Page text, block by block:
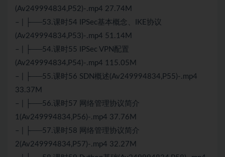
(Av249994834,P52)-.mp4 27.74M
– | ├──53.课时54 IPSec基本概念、IKE协议
(Av249994834,P53)-.mp4 51.14M
– | ├──54.课时55 IPSec VPN配置
(Av249994834,P54)-.mp4 115.05M
– | ├──55.课时56 SDN概述(Av249994834,P55)-.mp4
33.37M
– | ├──56.课时57 网络管理协议简介
1(Av249994834,P56)-.mp4 37.76M
– | ├──57.课时58 网络管理协议简介
2(Av249994834,P57)-.mp4 32.27M